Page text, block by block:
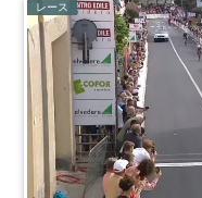
レース